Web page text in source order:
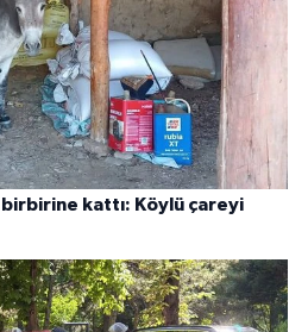
kattı: Köylü çareyi